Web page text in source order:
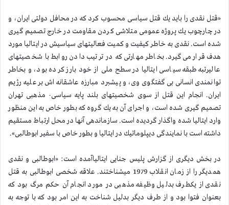
«قتل نقدی را باید یك قتل سیاسی محسوب كرد كه در محافل دولتی ایران، و
در چارچوب یك پروژه عمومی متلاشی كردن مقاومت در خارج تصمیم گیری
شده است. نقدی به خاطر كیفیت و كمیت فعالیتهای سیاسیش در ایتالیا مورد
هدف قرار می‌گیرد. بخاطر مهارتی كه در ترتیب دادن روابط با شخصیتهای
عالیرتبه طبقه سیاسی ایتالیا در سطح ملی از خود بارز كرده بود، و بخاطر
توانمندی انسانی بی گفتگوی وی، و پیشبرد مبارزه عاشقانه اش بر علیه رژیم
ایران. انجام این قتل از سوی شخصیتهای بلند پایه سیاسی- مذهبی تهران
تصمیم گیری شده است، و اجرای آن به یك گروه كه بطور خاص به این منظور
وارد ایتالیا شده واگذار گردیده است. سازماندهی آنها در محل ارتباط مستقیم
داشته است با نمایندگی دیپلوماتیك در ایتالیا و بطور خاص با سفیر ابوطالبی».
در بخش دیگری از گزارش پلیس جنایی ایتالیاآمده است: «ابوطالبی و نقدی
همدیگر را از زمان انقلاب 1979 میشناختند. علاقه شخصی ابوطالبی به قتل
نقدی از یكطرف بدلیل وظیفه مذهبی در مورد انجام آن حكم مرگ بود كه
بعنوان فتوا بود و از طرف دیگر بدلیل شناخت به این امر بود كه با توجه به